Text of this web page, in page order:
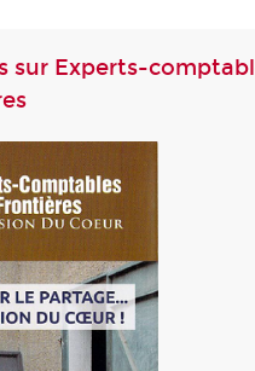
sur Experts-